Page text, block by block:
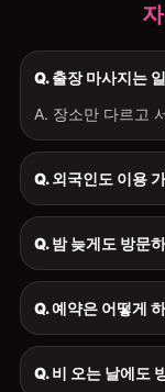
Q. 출장 마사지는
A. 장소만 다르고
Q. 외국인도 이용
Q. 밤 늦게도 방문
Q. 예약은 어떻게
Q. 비 오는 날에도